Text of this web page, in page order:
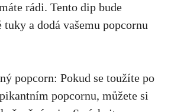
rádi. Tento dip bude
tuky a dodá vašemu ‌popcornu
popcorn: Pokud se toužíte po
popcornu, můžete si